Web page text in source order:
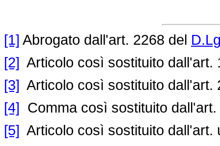
[1] Abrogato dall'art. 2268 del
[2] Articolo così sostituito dall'art.
[3] Articolo così sostituito dall'art.
[4] Comma così sostituito
[5] Articolo così sostituito dall'art.